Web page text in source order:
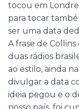
tocou em
para tocar
ser uma data
A frase de
duas rádios
ao estilo, ainda
divulgar a data
ideia pegou e o